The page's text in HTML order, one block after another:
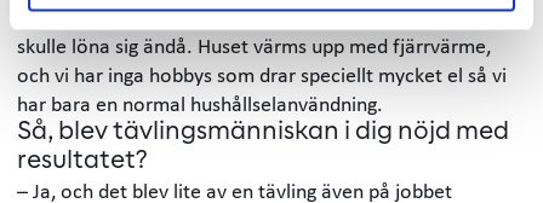
aktuellt, dessutom har vi inte så stor förbrukning att det
skulle löna sig ändå. Huset värms upp med fjärrvärme,
och vi har inga hobbys som drar speciellt mycket el så vi
har bara en normal hushållselanvändning.
Så, blev tävlingsmänniskan i dig nöjd med
resultatet?
– Ja, och det blev lite av en tävling även på jobbet